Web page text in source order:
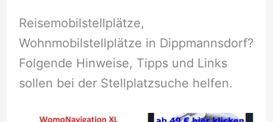
Reisemobilstellplätze,
Wohnmobilstellplätze in Dippmannsdorf?
Folgende Hinweise, Tipps und Links
sollen bei der Stellplatzsuche helfen.